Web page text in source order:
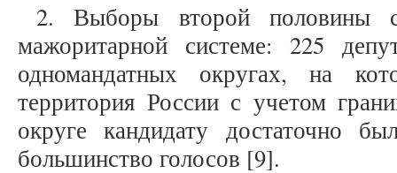
2. Выборы второй половины
мажоритарной системе: 225
одномандатных округах, на
территория России с учетом
округе кандидату достаточно
большинство голосов [9].